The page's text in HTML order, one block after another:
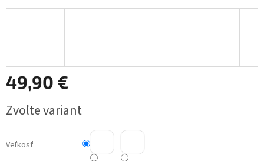
49,90 €
cena:
Zvoľte variant
Veľkosť